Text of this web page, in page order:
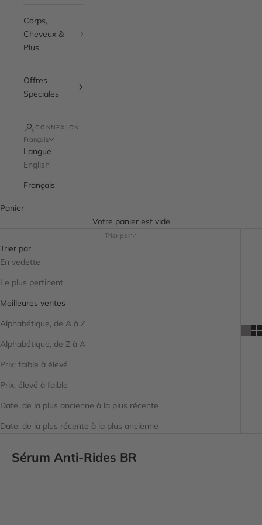
Corps,
Cheveux &
Plus
Offres
Speciales
CONNEXION
Français
Langue
English
Français
Panier
Votre panier est vide
Trier par
Trier par
En vedette
Le plus pertinent
Meilleures ventes
Alphabétique, de A à Z
Alphabétique, de Z à A
Prix: faible à élevé
Prix: élevé à faible
Date, de la plus ancienne à la plus récente
Date, de la plus récente à la plus ancienne
Sérum Anti-Rides BR